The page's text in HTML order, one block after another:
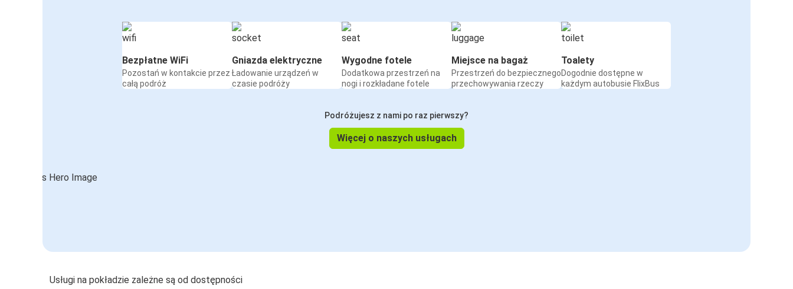
Bezpłatne WiFi
Pozostań w kontakcie przez
całą podróż
Gniazda elektryczne
Ładowanie urządzeń w
czasie podróży
Wygodne fotele
Dodatkowa przestrzeń na
nogi i rozkładane fotele
Miejsce na bagaż
Przestrzeń do bezpiecznego
przechowywania rzeczy
Toalety
Dogodnie dostępne w
każdym autobusie FlixBus
Podróżujesz z nami po raz pierwszy?
Więcej o naszych usługach
Usługi na pokładzie zależne są od dostępności